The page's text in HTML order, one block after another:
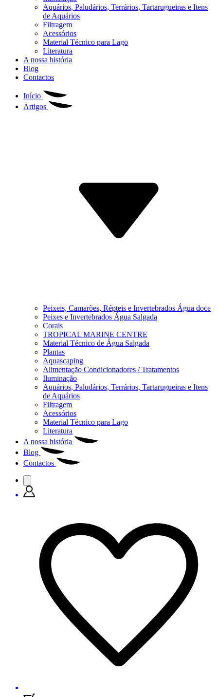
Aquários, Paludários, Terrários, Tartarugueiras e Itens
de Aquários
Filtragem
Acessórios
Material Técnico para Lago
Literatura
A nossa história
Blog
Contactos
Início
Artigos
Peixeis, Camarões, Répteis e Invertebrados Água doce
Peixes e Invertebrados Água Salgada
Corais
TROPICAL MARINE CENTRE
Material Técnico de Água Salgada
Plantas
Aquascaping
Alimentação Condicionadores / Tratamentos
Iluminação
Aquários, Paludários, Terrários, Tartarugueiras e Itens
de Aquários
Filtragem
Acessórios
Material Técnico para Lago
Literatura
A nossa história
Blog
Contactos